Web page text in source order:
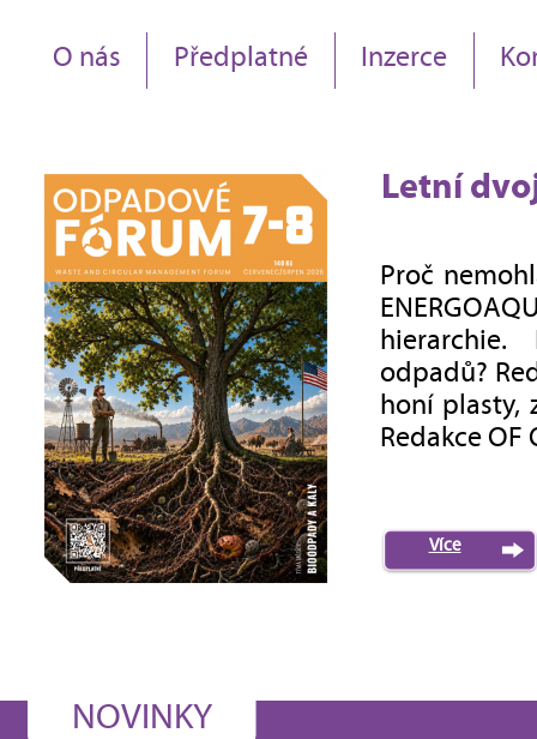
O nás Předplatné Inzerce
Letní
Proč
odpadů?
honí plasty,
Redakce
Více
NOVINKY